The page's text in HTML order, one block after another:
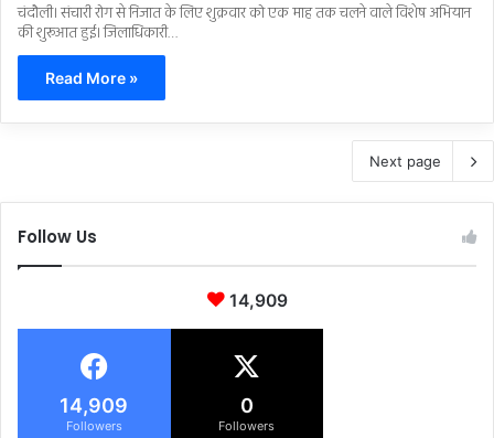
चंदौली। संचारी रोग से निजात के लिए शुक्रवार को एक माह तक चलने वाले विशेष अभियान
की शुरूआत हुई। जिलाधिकारी…
Read More »
Next page
Follow Us
14,909
14,909
Followers
0
Followers